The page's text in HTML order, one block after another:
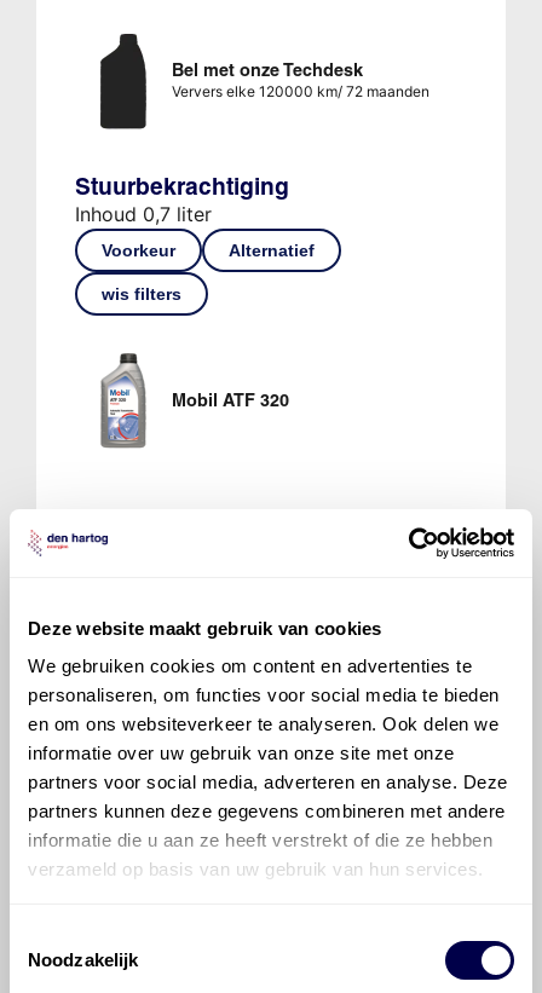
Deze website maakt gebruik van cookies
We gebruiken cookies om content en advertenties te
personaliseren, om functies voor social media te bieden
en om ons websiteverkeer te analyseren. Ook delen we
informatie over uw gebruik van onze site met onze
partners voor social media, adverteren en analyse. Deze
partners kunnen deze gegevens combineren met andere
informatie die u aan ze heeft verstrekt of die ze hebben
verzameld op basis van uw gebruik van hun services.
Noodzakelijk
Bel met onze Techdesk
Ververs elke 120000 km/ 72 maanden
Stuurbekrachtiging
Inhoud 0,7 liter
Voorkeur Alternatief
wis filters
Mobil ATF 320
Mobil ATF Multi-Vehicle